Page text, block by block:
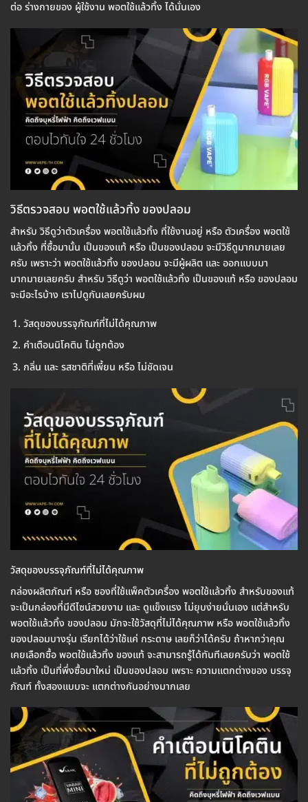
ต่อ ร่างกายของ ผู้ใช้งาน พอตใช้แล้วทิ้ง ได้นั่นเอง
วิธีตรวจสอบ พอตใช้แล้วทิ้ง ของปลอม
สำหรับ วิธีดูว่าตัวเครื่อง พอตใช้แล้วทิ้ง ที่ใช้งานอยู่ หรือ ตัวเครื่อง พอตใช้
แล้วทิ้ง ที่ซื้อมานั้น เป็นของแท้ หรือ เป็นของปลอม จะมีวิธีดูมากมายเลย
ครับ เพราะว่า พอตใช้แล้วทิ้ง ของปลอม จะมีผู้ผลิต และ ออกแบบมา
มากมายเลยครับ สำหรับ วิธีดูว่า พอตใช้แล้วทิ้ง เป็นของแท้ หรือ ของปลอม
จะมีอะไรบ้าง เราไปดูกันเลยครับผม
วัสดุของบรรจุภัณฑ์ที่ไม่ได้คุณภาพ
คำเตือนนิโคติน ไม่ถูกต้อง
กลิ่น และ รสชาติที่เพี้ยน หรือ ไม่ชัดเจน
วัสดุของบรรจุภัณฑ์ที่ไม่ได้คุณภาพ
กล่องผลิตภัณฑ์ หรือ ซองที่ใช้แพ็คตัวเครื่อง พอตใช้แล้วทิ้ง สำหรับของแท้
จะเป็นกล่องที่มีดีไซน์สวยงาม และ ดูแข็งแรง ไม่ยุบง่ายนั่นเอง แต่สำหรับ
พอตใช้แล้วทิ้ง ของปลอม มักจะใช้วัสดุที่ไม่ได้คุณภาพ หรือ พอตใช้แล้วทิ้ง
ของปลอมบางรุ่น เรียกได้ว่าใช้แค่ กระดาษ เลยก็ว่าได้ครับ ถ้าหากว่าคุณ
เคยเลือกซื้อ พอตใช้แล้วทิ้ง ของแท้ จะสามารถรู้ได้ทันทีเลยครับว่า พอตใช้
แล้วทิ้ง เป็นที่พึ่งซื้อมาใหม่ เป็นของปลอม เพราะ ความแตกต่างของ บรรจุ
ภัณฑ์ ทั้งสองแบบจะ แตกต่างกันอย่างมากเลย